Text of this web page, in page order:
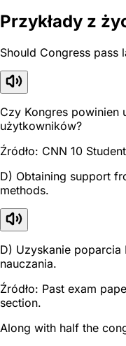
Przykłady z
Should Congress pass
Czy Kongres powinien
użytkowników?
Źródło: CNN 10
D) Obtaining support
methods.
D) Uzyskanie poparcia
nauczania.
Źródło: Past exam
section.
Along with half the